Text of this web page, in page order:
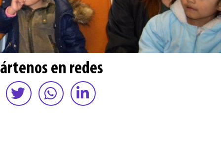
en redes